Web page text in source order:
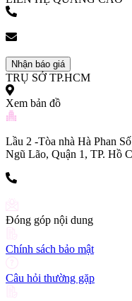
Nhận báo giá
TRỤ SỞ TP.HCM
Xem bản đồ
Lầu 2 -Tòa nhà Hà Phan
Ngũ Lão, Quận 1, TP. Hồ
Đóng góp nội dung
Chính sách bảo mật
Câu hỏi thường gặp